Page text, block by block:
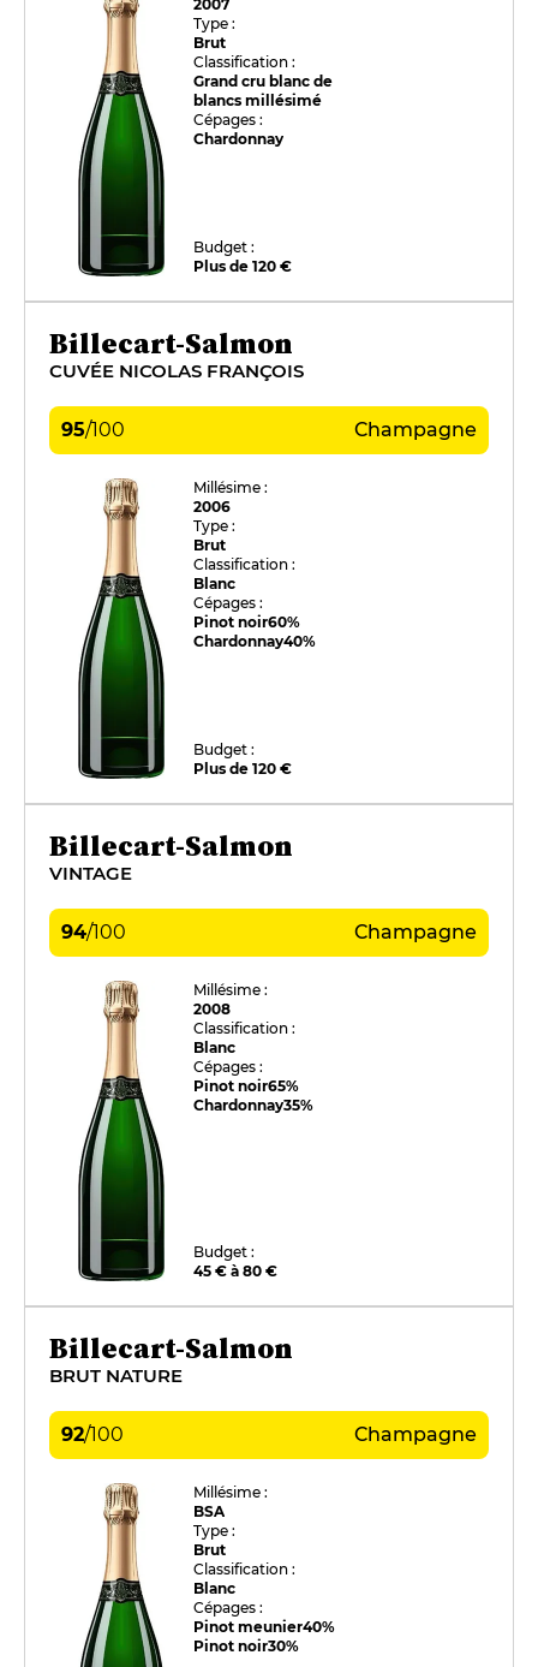
2007
Type :
Brut
Classification :
Grand cru blanc de
blancs millésimé
Cépages :
Chardonnay
Budget :
Plus de 120 €
Billecart-Salmon
CUVÉE NICOLAS FRANÇOIS
95/100 Champagne
Millésime :
2006
Type :
Brut
Classification :
Blanc
Cépages :
Pinot noir60%
Chardonnay40%
Budget :
Plus de 120 €
Billecart-Salmon
VINTAGE
94/100 Champagne
Millésime :
2008
Classification :
Blanc
Cépages :
Pinot noir65%
Chardonnay35%
Budget :
45 € à 80 €
Billecart-Salmon
BRUT NATURE
92/100 Champagne
Millésime :
BSA
Type :
Brut
Classification :
Blanc
Cépages :
Pinot meunier40%
Pinot noir30%